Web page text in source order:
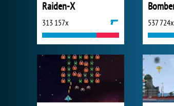
Raiden-X
313 157x 537 724x